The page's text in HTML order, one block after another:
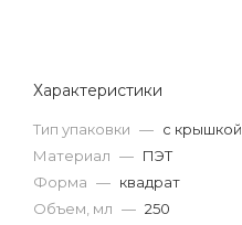
Характеристики
Тип упаковки — с крышкой
Материал — ПЭТ
Форма — квадрат
Объем, мл — 250